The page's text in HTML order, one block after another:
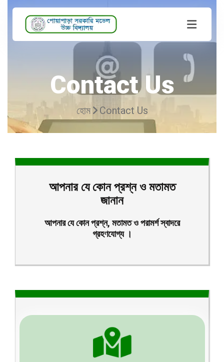
Contact Us
হোম Contact Us
আপনার যে কোন প্রশ্ন ও মতামত
জানান
আপনার যে কোন প্রশ্ন, মতামত ও পরামর্শ স্বাদরে
গ্রহণযোগ্য ।